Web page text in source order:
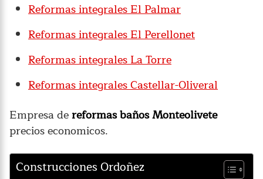
Reformas integrales El Palmar
Reformas integrales El Perellonet
Reformas integrales La Torre
Reformas integrales Castellar-Oliveral
Empresa dereformas baños Monteolivete
precios economicos.
Construcciones Ordoñez